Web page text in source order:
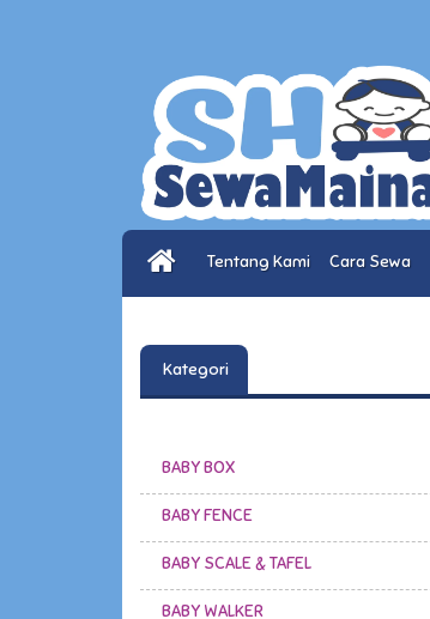
Tentang Kami Cara Sewa
Kategori
BABY BOX
BABY FENCE
BABY SCALE & TAFEL
BABY WALKER